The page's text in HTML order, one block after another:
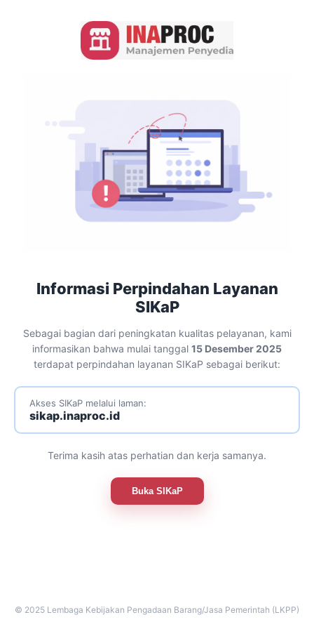
Informasi Perpindahan Layanan
SIKaP
Sebagai bagian dari peningkatan kualitas pelayanan, kami
informasikan bahwa mulai tanggal 15 Desember 2025
terdapat perpindahan layanan SIKaP sebagai berikut:
Akses SIKaP melalui laman:
sikap.inaproc.id
Terima kasih atas perhatian dan kerja samanya.
Buka SIKaP
© 2025 Lembaga Kebijakan Pengadaan Barang/Jasa Pemerintah (LKPP)